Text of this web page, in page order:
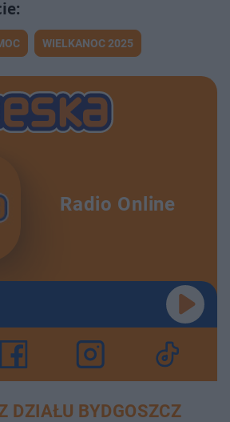
WIELKANOC 2025
Radio Online
DZIAŁU BYDGOSZCZ